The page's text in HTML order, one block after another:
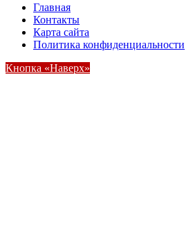
Главная
Контакты
Карта сайта
Политика конфиденциальности
Кнопка «Наверх»